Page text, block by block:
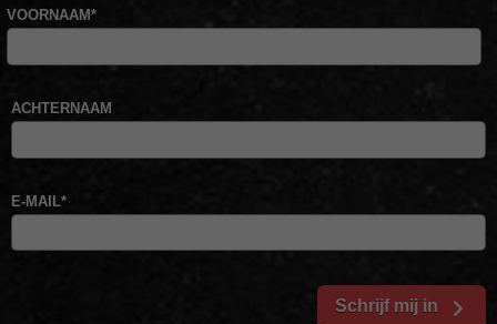
VOORNAAM*
ACHTERNAAM
E-MAIL*
Schrijf mij in